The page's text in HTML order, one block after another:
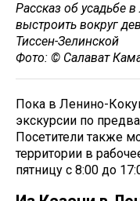
Рассказ об усадьбе
выстроить вокруг
Тиссен-Зелинской
Фото: © Салават
Пока в Ленино-
экскурсии по
Посетители также
территории в
пятницу с 8:00 до